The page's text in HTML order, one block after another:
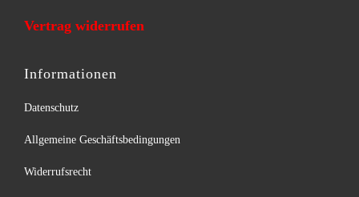
Vertrag widerrufen
Informationen
Datenschutz
Allgemeine Geschäftsbedingungen
Widerrufsrecht